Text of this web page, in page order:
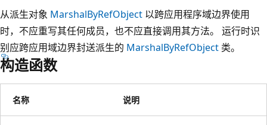
从派生对象 MarshalByRefObject 以跨应用程序域边界使用
时，不应重写其任何成员，也不应直接调用其方法。 运行时识
别应跨应用域边界封送派生的 MarshalByRefObject 类。
构造函数
名称 说明